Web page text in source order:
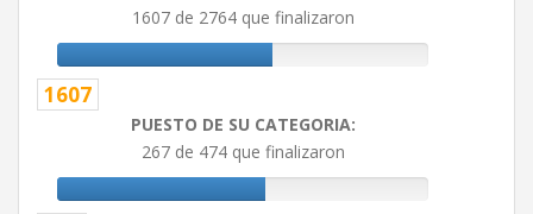
1607 de 2764 que finalizaron
1607
PUESTO DE SU CATEGORIA:
267 de 474 que finalizaron